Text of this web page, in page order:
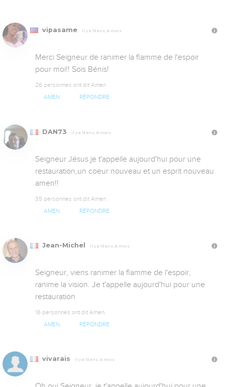
vipasame Il y a 13 ans, 6 mois
Merci Seigneur de ranimer la flamme de l'espoir
pour moi!! Sois Bénis!
26 personnes ont dit Amen
AMEN RÉPONDRE
DAN73 Il y a 13 ans, 6 mois
Seigneur Jésus je t'appelle aujourd'hui pour une
restauration,un coeur nouveau et un esprit nouveau
amen!!
35 personnes ont dit Amen
AMEN RÉPONDRE
Jean-Michel Il y a 13 ans, 6 mois
Seigneur, viens ranimer la flamme de l'espoir,
ranime la vision. Je t'appelle aujourd'hui pour une
restauration
16 personnes ont dit Amen
AMEN RÉPONDRE
vivarais Il y a 13 ans, 6 mois